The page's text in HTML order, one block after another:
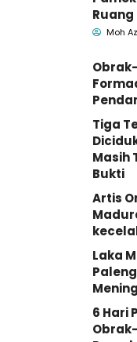
Moh
Tiga
Masih
Bukti
Artis
Laka
6 Hari